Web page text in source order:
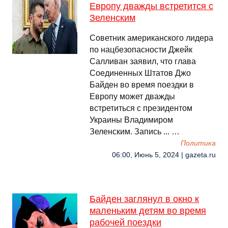
Европу дважды встретится с
Зеленским
Советник американского лидера
по нацбезопасности Джейк
Салливан заявил, что глава
Соединенных Штатов Джо
Байден во время поездки в
Европу может дважды
встретиться с президентом
Украины Владимиром
Зеленским. Запись ... …
Политика
06:00, Июнь 5, 2024 | gazeta.ru
Байден заглянул в окно к
маленьким детям во время
рабочей поездки